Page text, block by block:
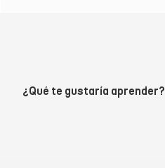
¿Qué te gustaría aprender?